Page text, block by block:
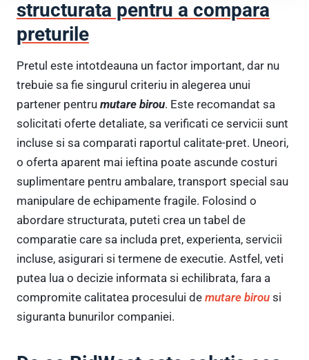
structurata pentru a compara
preturile
Pretul este intotdeauna un factor important, dar nu
trebuie sa fie singurul criteriu in alegerea unui
partener pentru mutare birou. Este recomandat sa
solicitati oferte detaliate, sa verificati ce servicii sunt
incluse si sa comparati raportul calitate-pret. Uneori,
o oferta aparent mai ieftina poate ascunde costuri
suplimentare pentru ambalare, transport special sau
manipulare de echipamente fragile. Folosind o
abordare structurata, puteti crea un tabel de
comparatie care sa includa pret, experienta, servicii
incluse, asigurari si termene de executie. Astfel, veti
putea lua o decizie informata si echilibrata, fara a
compromite calitatea procesului de mutare birou si
siguranta bunurilor companiei.